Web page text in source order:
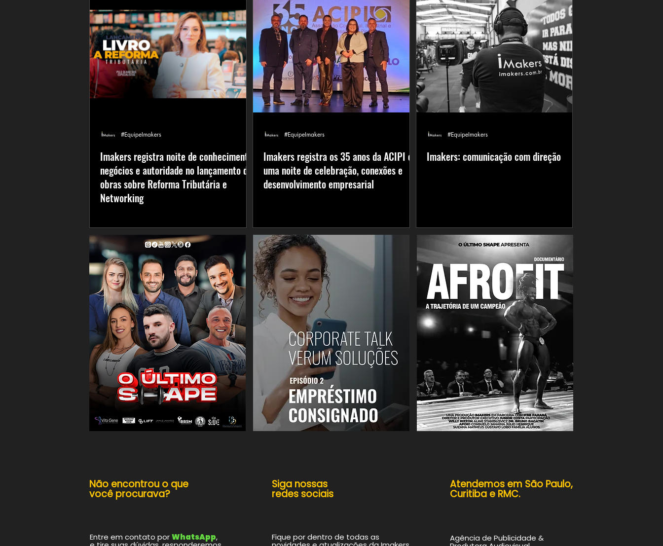
Imakers registra noite de conhecimento,
negócios e autoridade no lançamento de
obras sobre Reforma Tributária e
Networking
#EquipeImakers
Imakers registra os 35 anos da ACIPI em
uma noite de celebração, conexões e
desenvolvimento empresarial
#EquipeImakers
Imakers: comunicação com direção
#EquipeImakers
Não encontrou o que
você procurava?​
Entre em contato porWhatsApp,
Siga nossas
redes sociais
Fique por dentro de todas as
Atendemos em São Paulo,
Curitiba e RMC.
Agência de Publicidade &